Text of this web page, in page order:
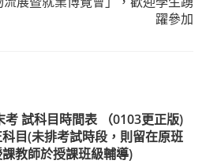
躍參加
試科目時間表 （0103更正版)
目(未排考試時段，則留在原班
教師於授課班級輔導)